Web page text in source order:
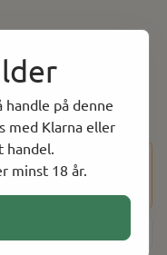
på denne
med Klarna eller
minst 18 år.
og krydderpreget
på 18 år. Etter at
å bekrefte alderen
bestillingen.